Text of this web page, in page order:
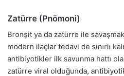
Zatürre (Pnömoni)
Bronşit ya da zatürre ile
modern ilaçlar tedavi de sınırlı
antibiyotikler ilk savunma hattı
zatürre viral olduğunda,